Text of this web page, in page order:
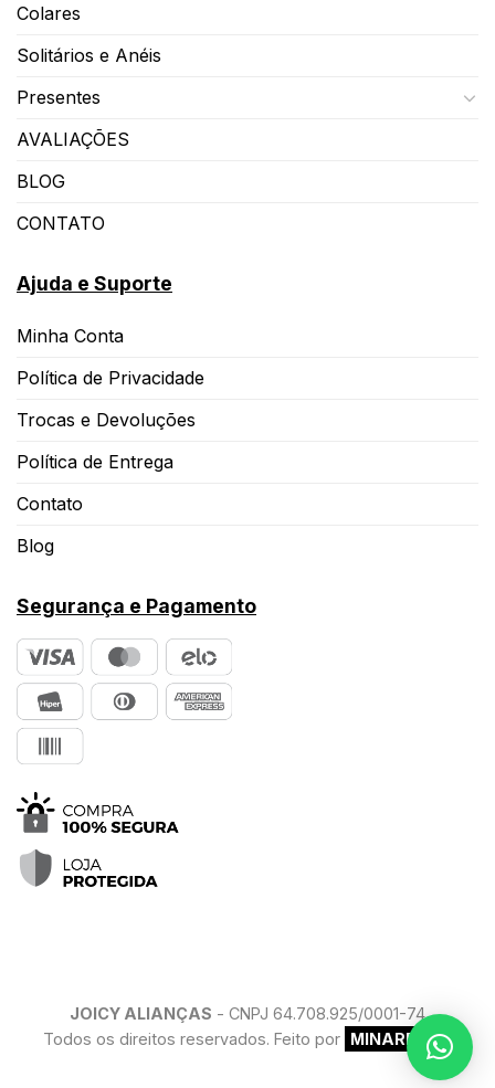
Colares
Solitários e Anéis
Presentes
AVALIAÇÕES
BLOG
CONTATO
Ajuda e Suporte
Minha Conta
Política de Privacidade
Trocas e Devoluções
Política de Entrega
Contato
Blog
Segurança e Pagamento
JOICY ALIANÇAS - CNPJ 64.708.925/0001-74
Todos os direitos reservados. Feito por MINARELLO